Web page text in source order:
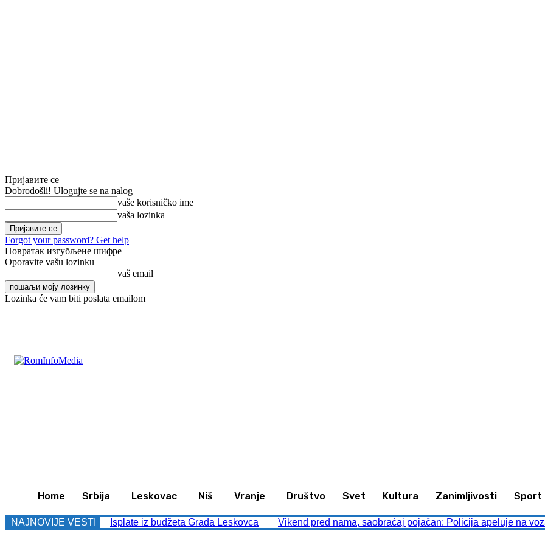
Пријавите се
Dobrodošli! Ulogujte se na nalog
vaše korisničko ime
vaša lozinka
Forgot your password? Get help
Повратак изгубљене шифре
Oporavite vašu lozinku
vaš email
Lozinka će vam biti poslata emailom
Home Srbija Leskovac Niš Vranje Društvo Svet Kultura Zanimljivosti Sport
NAJNOVIJE VESTI Isplate iz budžeta Grada Leskovca Vikend pred nama, saobraćaj pojačan: Policija apeluje na